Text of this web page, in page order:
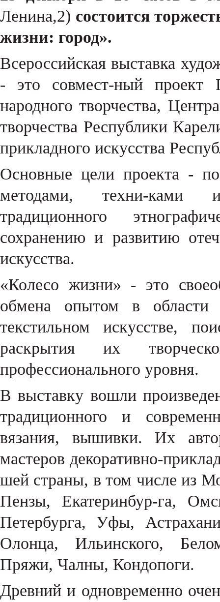
Ленина,2) состоится
жизни: город».
Всероссийская выставка
- это совмест-ный проект
народного творчества,
творчества Республики
прикладного искусства
Основные цели проекта -
методами, техни-ками
традиционного
сохранению и развитию
искусства.
«Колесо жизни» - это
обмена опытом в области
текстильном искусстве,
раскрытия их
профессионального уровня.
В выставку вошли
традиционного и
вязания, вышивки. Их
мастеров декоративно-
шей страны, в том числе из
Пензы, Екатеринбур-га,
Петербурга, Уфы,
Олонца, Ильинского,
Пряжи, Чалны, Кондопоги.
Древний и одновременно